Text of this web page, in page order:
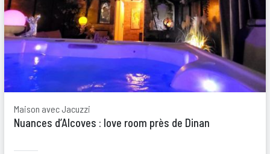
Maison avec Jacuzzi
Nuances d’Alcoves : love room près de Dinan